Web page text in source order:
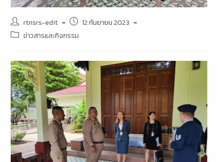
rtnsrs-edit
12 กันยายน 2023
ข่าวสารและกิจกรรม